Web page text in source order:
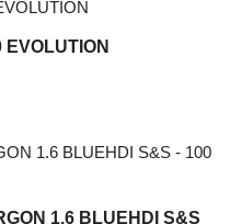
1.6 BLUEHDI S&S